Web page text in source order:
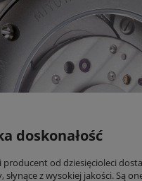
doskonałość
producent od dziesięcioleci
słynące z wysokiej jakości. Są